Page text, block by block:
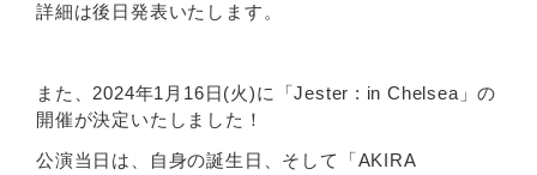
詳細は後日発表いたします。
また、2024年1月16日(火)に「Jester : in Chelsea」の
開催が決定いたしました！
公演当日は、自身の誕生日、そして「AKIRA